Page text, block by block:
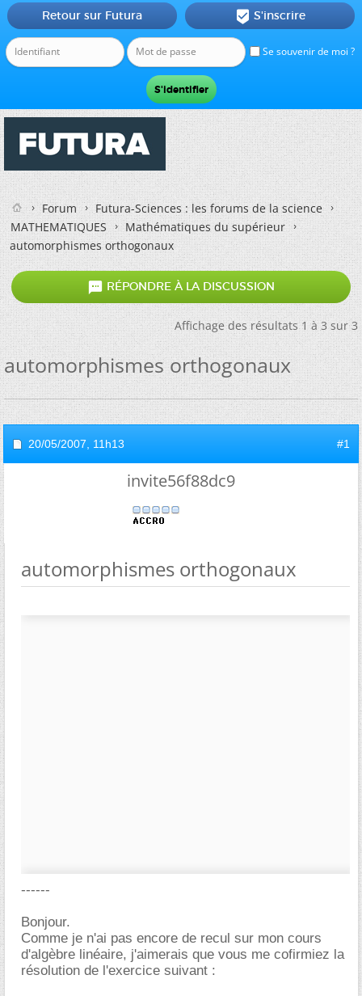
Se souvenir de moi ?
Retour sur Futura  S'inscrire
Forum
Futura-Sciences : les forums de la science
MATHEMATIQUES
Mathématiques du supérieur
automorphismes orthogonaux
 RÉPONDRE À LA DISCUSSION
Affichage des résultats 1 à 3 sur 3
automorphismes orthogonaux
20/05/2007, 11h13 #1
invite56f88dc9
automorphismes orthogonaux
------
Bonjour.
Comme je n'ai pas encore de recul sur mon cours
d'algèbre linéaire, j'aimerais que vous me cofirmiez la
résolution de l'exercice suivant :